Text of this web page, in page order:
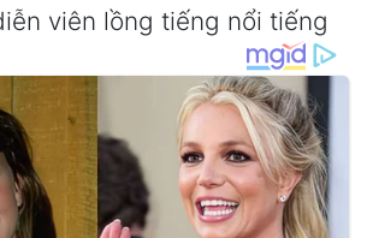
viên lồng tiếng nổi tiếng